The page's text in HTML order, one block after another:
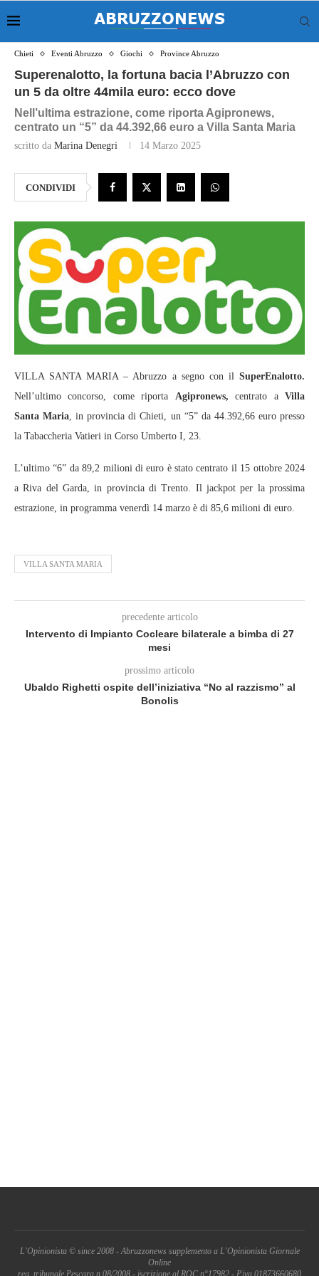
Chieti Eventi Abruzzo Giochi Province Abruzzo
Superenalotto, la fortuna bacia l’Abruzzo con
un 5 da oltre 44mila euro: ecco dove
Nell’ultima estrazione, come riporta Agipronews,
centrato un “5” da 44.392,66 euro a Villa Santa Maria
scritto da Marina Denegri 14 Marzo 2025
CONDIVIDI
VILLA SANTA MARIA – Abruzzo a segno con il SuperEnalotto.
Nell’ultimo concorso, come riporta Agipronews, centrato aVilla
Santa Maria, in provincia di Chieti, un “5” da 44.392,66 euro presso
la Tabaccheria Vatieri in Corso Umberto I, 23.
L’ultimo “6” da 89,2 milioni di euro è stato centrato il 15 ottobre 2024
a Riva del Garda, in provincia di Trento. Il jackpot per la prossima
estrazione, in programma venerdì 14 marzo è di 85,6 milioni di euro.
VILLA SANTA MARIA
precedente articolo
Intervento di Impianto Cocleare bilaterale a bimba di 27
mesi
prossimo articolo
Ubaldo Righetti ospite dell’iniziativa “No al razzismo” al
Bonolis
L'Opinionista © since 2008 - Abruzzonews supplemento a L'Opinionista Giornale
Online
reg. tribunale Pescara n.08/2008 - iscrizione al ROC n°17982 - P.iva 01873660680